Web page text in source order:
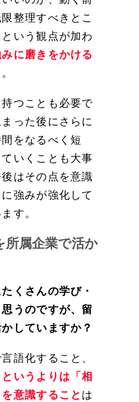
整理すべきとこ
いう観点が加わ
みに磨きをかける
つことも必要で
った後にさらに
をなるべく短
いくことも大事
はその点を意識
強みが強化して
す。
所属企業で活か
くさんの学び・
うのですが、留
していますか？
語化すること、
というよりは「相
意識すること は